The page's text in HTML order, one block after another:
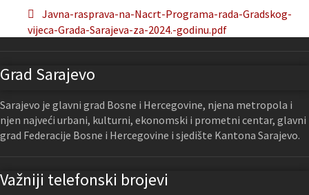
Javna-rasprava-na-Nacrt-Programa-rada-Gradskog-
vijeca-Grada-Sarajeva-za-2024.-godinu.pdf
Grad Sarajevo
Sarajevo je glavni grad Bosne i Hercegovine, njena metropola i
njen najveći urbani, kulturni, ekonomski i prometni centar, glavni
grad Federacije Bosne i Hercegovine i sjedište Kantona Sarajevo.
Važniji telefonski brojevi